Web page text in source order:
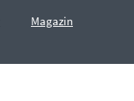
Magazin